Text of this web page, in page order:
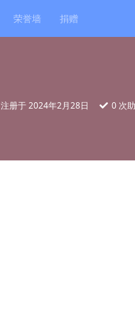
荣誉墙 捐赠
注册于2024年2月28日 0 次